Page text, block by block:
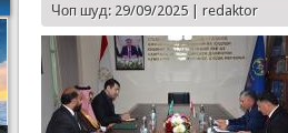
Чоп шуд: 29/09/2025 |redaktor